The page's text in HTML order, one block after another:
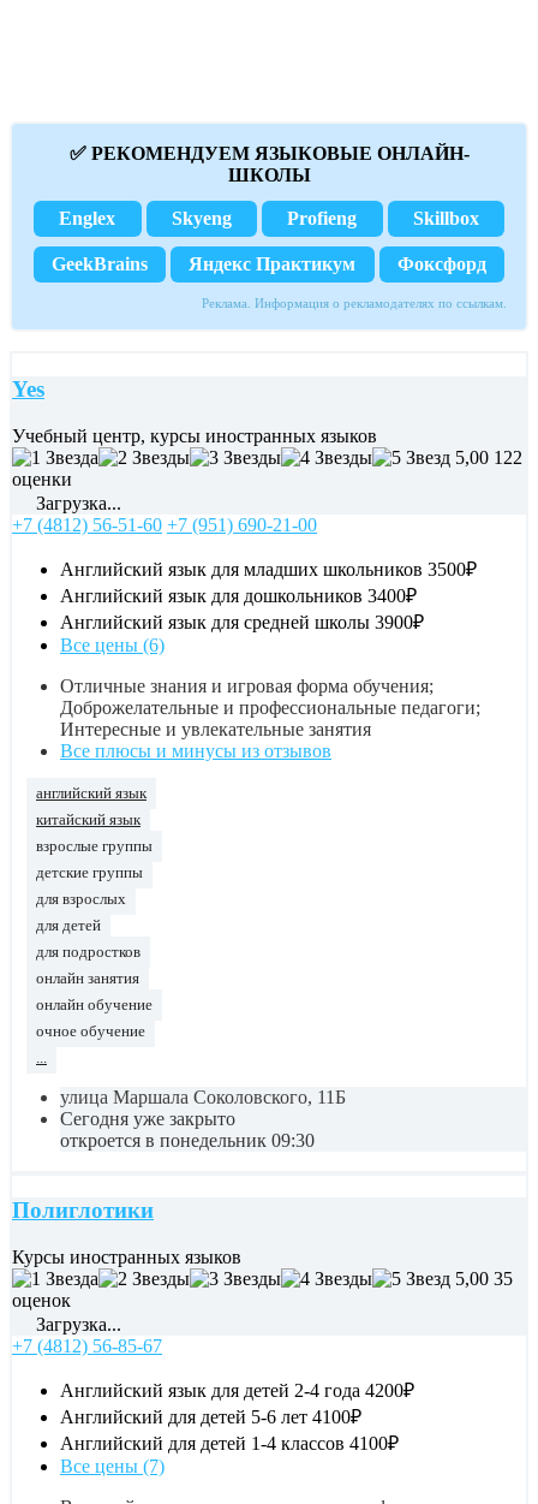
✅ РЕКОМЕНДУЕМ ЯЗЫКОВЫЕ ОНЛАЙН-
ШКОЛЫ
Englex Skyeng Profieng Skillbox
GeekBrains Яндекс Практикум Фоксфорд
Реклама. Информация о рекламодателях по ссылкам.
Yes
Учебный центр, курсы иностранных языков
5,00 122
оценки
Загрузка...
+7 (4812) 56-51-60 +7 (951) 690-21-00
Английский язык для младших школьников 3500₽
Английский язык для дошкольников 3400₽
Английский язык для средней школы 3900₽
Все цены (6)
Отличные знания и игровая форма обучения;
Доброжелательные и профессиональные педагоги;
Интересные и увлекательные занятия
Все плюсы и минусы из отзывов
английский язык
китайский язык
взрослые группы
детские группы
для взрослых
для детей
для подростков
онлайн занятия
онлайн обучение
очное обучение
улица Маршала Соколовского, 11Б
Сегодня уже закрыто
откроется в понедельник 09:30
Полиглотики
Курсы иностранных языков
5,00 35
оценок
Загрузка...
+7 (4812) 56-85-67
Английский язык для детей 2-4 года 4200₽
Английский для детей 5-6 лет 4100₽
Английский для детей 1-4 классов 4100₽
Все цены (7)